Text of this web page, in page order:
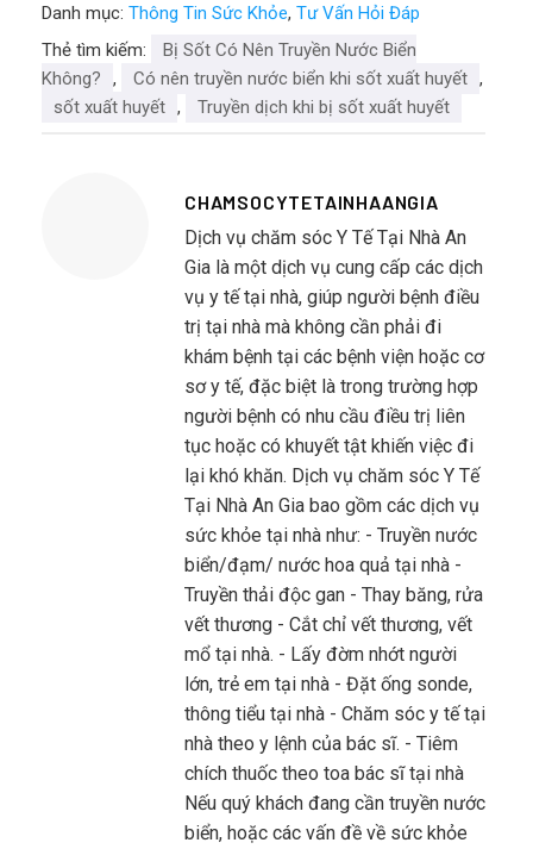
Danh mục: Thông Tin Sức Khỏe, Tư Vấn Hỏi Đáp
Thẻ tìm kiếm:
Bị Sốt Có Nên Truyền Nước Biển
Không?
, Có nên truyền nước biển khi sốt xuất huyết ,
sốt xuất huyết , Truyền dịch khi bị sốt xuất huyết
CHAMSOCYTETAINHAANGIA
Dịch vụ chăm sóc Y Tế Tại Nhà An
Gia là một dịch vụ cung cấp các dịch
vụ y tế tại nhà, giúp người bệnh điều
trị tại nhà mà không cần phải đi
khám bệnh tại các bệnh viện hoặc cơ
sơ y tế, đặc biệt là trong trường hợp
người bệnh có nhu cầu điều trị liên
tục hoặc có khuyết tật khiến việc đi
lại khó khăn. Dịch vụ chăm sóc Y Tế
Tại Nhà An Gia bao gồm các dịch vụ
sức khỏe tại nhà như: - Truyền nước
biển/đạm/ nước hoa quả tại nhà -
Truyền thải độc gan - Thay băng, rửa
vết thương - Cắt chỉ vết thương, vết
mổ tại nhà. - Lấy đờm nhớt người
lớn, trẻ em tại nhà - Đặt ống sonde,
thông tiểu tại nhà - Chăm sóc y tế tại
nhà theo y lệnh của bác sĩ. - Tiêm
chích thuốc theo toa bác sĩ tại nhà
Nếu quý khách đang cần truyền nước
biển, hoặc các vấn đề về sức khỏe